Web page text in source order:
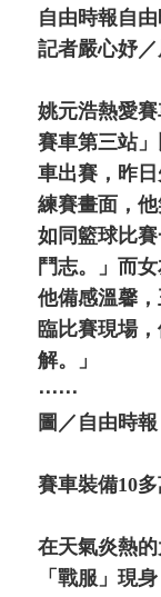
自由時報自
記者嚴心妤
姚元浩熱愛
賽車第三站
車出賽，昨
練賽畫面，
如同籃球比
鬥志。」而
他備感溫馨
臨比賽現場
解。」
⋯⋯
圖／自由時報
賽車裝備10
在天氣炎熱
「戰服」現